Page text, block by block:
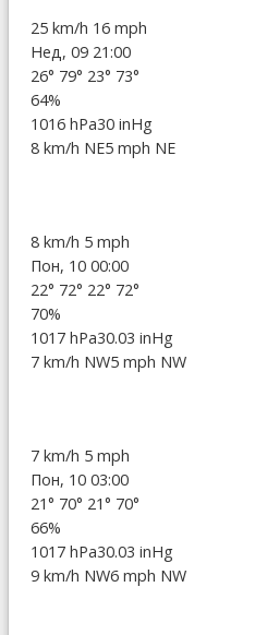
25 km/h 16 mph
Нед, 09 21:00
26° 79° 23° 73°
64%
1016 hPa30 inHg
8 km/h NE5 mph NE
8 km/h 5 mph
Пон, 10 00:00
22° 72° 22° 72°
70%
1017 hPa30.03 inHg
7 km/h NW5 mph NW
7 km/h 5 mph
Пон, 10 03:00
21° 70° 21° 70°
66%
1017 hPa30.03 inHg
9 km/h NW6 mph NW